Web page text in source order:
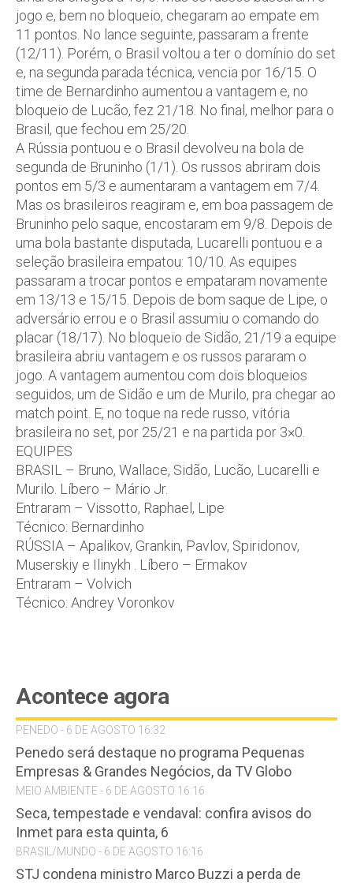
jogo e, bem no bloqueio, chegaram ao empate em
11 pontos. No lance seguinte, passaram a frente
(12/11). Porém, o Brasil voltou a ter o domínio do set
e, na segunda parada técnica, vencia por 16/15. O
time de Bernardinho aumentou a vantagem e, no
bloqueio de Lucão, fez 21/18. No final, melhor para o
Brasil, que fechou em 25/20.
A Rússia pontuou e o Brasil devolveu na bola de
segunda de Bruninho (1/1). Os russos abriram dois
pontos em 5/3 e aumentaram a vantagem em 7/4.
Mas os brasileiros reagiram e, em boa passagem de
Bruninho pelo saque, encostaram em 9/8. Depois de
uma bola bastante disputada, Lucarelli pontuou e a
seleção brasileira empatou: 10/10. As equipes
passaram a trocar pontos e empataram novamente
em 13/13 e 15/15. Depois de bom saque de Lipe, o
adversário errou e o Brasil assumiu o comando do
placar (18/17). No bloqueio de Sidão, 21/19 a equipe
brasileira abriu vantagem e os russos pararam o
jogo. A vantagem aumentou com dois bloqueios
seguidos, um de Sidão e um de Murilo, pra chegar ao
match point. E, no toque na rede russo, vitória
brasileira no set, por 25/21 e na partida por 3×0.
EQUIPES
BRASIL – Bruno, Wallace, Sidão, Lucão, Lucarelli e
Murilo. Líbero – Mário Jr.
Entraram – Vissotto, Raphael, Lipe
Técnico: Bernardinho
RÚSSIA – Apalikov, Grankin, Pavlov, Spiridonov,
Muserskiy e Ilinykh . Líbero – Ermakov
Entraram – Volvich
Técnico: Andrey Voronkov
Acontece agora
PENEDO - 6 DE AGOSTO 16:32
Penedo será destaque no programa Pequenas
Empresas & Grandes Negócios, da TV Globo
MEIO AMBIENTE - 6 DE AGOSTO 16:16
Seca, tempestade e vendaval: confira avisos do
Inmet para esta quinta, 6
BRASIL/MUNDO - 6 DE AGOSTO 16:16
STJ condena ministro Marco Buzzi a perda de